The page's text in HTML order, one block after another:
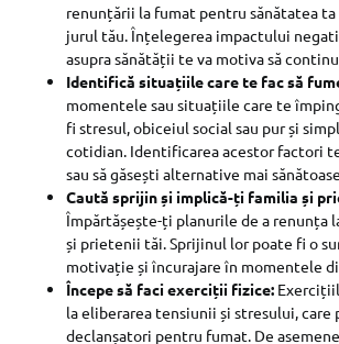
renunțării la fumat pentru sănătatea
jurul tău. Înțelegerea impactului
asupra sănătății te va motiva să
Identifică situațiile care te fac să
momentele sau situațiile care te
fi stresul, obiceiul social sau pur și
cotidian. Identificarea acestor factori
sau să găsești alternative mai sănătoase.
Caută sprijin și implică-ți familia și
Împărtășește-ți planurile de a renunța
și prietenii tăi. Sprijinul lor poate fi o
motivație și încurajare în momentele
Începe să faci exerciții fizice:
la eliberarea tensiunii și stresului,
declanșatori pentru fumat. De